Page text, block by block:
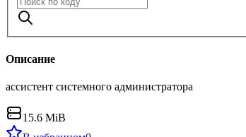
Описание
ассистент системного администратора
15.6 MiB